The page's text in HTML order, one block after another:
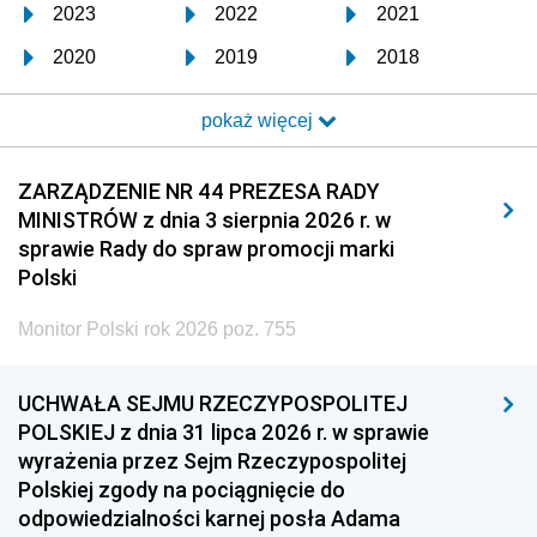
2023 2022 2021
2020 2019 2018
2017 2016 2015
2014 2013 2012
2011 2010 2009
2008 2007 2006
2005
1996 1995 1994
1993 1992 1991
1990 1989
1987 1986 1985
pokaż więcej
ZARZĄDZENIE NR 44 PREZESA RADY
MINISTRÓW z dnia 3 sierpnia 2026 r. w
sprawie Rady do spraw promocji marki
Polski
Monitor Polski rok 2026 poz. 755
UCHWAŁA SEJMU RZECZYPOSPOLITEJ
POLSKIEJ z dnia 31 lipca 2026 r. w sprawie
wyrażenia przez Sejm Rzeczypospolitej
Polskiej zgody na pociągnięcie do
odpowiedzialności karnej posła Adama